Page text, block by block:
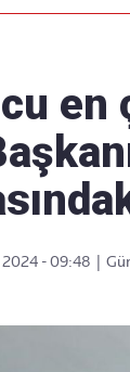
en
- 09:48